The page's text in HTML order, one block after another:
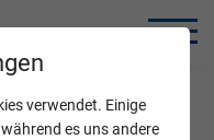
verwendet. Einige
es uns andere